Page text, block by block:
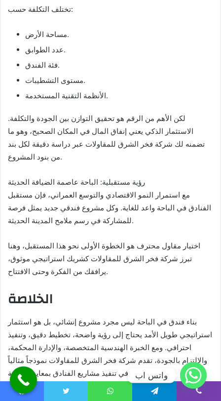
تختلف التكلفة حسب:
مساحة الأرض.
عدد الطوابق.
فئة الفندق.
مستوى التشطيبات.
الأنظمة التقنية المستخدمة.
لكن الأهم من الرقم هو تحقيق التوازن بين الجودة والتكلفة.
الاستثمار الذكي يعني إنفاق المال في المكان الصحيح، وهو ما
تضمنه لك شركة فخر الشرق للمقاولات عبر دراسة دقيقة لكل بند
من بنود المشروع.
رؤية مستقبلية: الباحة عاصمة الضيافة الحديثة
مع استمرار النمو الاقتصادي والتوسع العمراني، فإن مستقبل
الفنادق في الباحة واعد للغاية. وكل مشروع فندقي جديد يمثل فرصة
للمشاركة في رسم ملامح المدينة الحديثة.
اختيار مقاول محترف هو الخطوة الأولى نحو هذا المستقبل، وهنا
تبرز شركة فخر الشرق للمقاولات كشريك استراتيجي موثوق،
يرافقك من الفكرة وحتى الافتتاح.
الخلاصة
بناء فندق في الباحة ليس مجرد مشروع إنشائي، بل هو استثمار
استراتيجي طويل الأمد يحتاج إلى رؤية واضحة، تخطيط دقيق، وتنفيذ
احترافي. ومع الخبرة الهندسية المتخصصة، والإدارة المحكمة،
والالتزام بالجودة، تقدم شركة فخر الشرق للمقاولات نموذجاً مثالياً
إذا كنت تفكر في دخول قطاع الضيافة في الباحة، فابدأ بخطوة
واتس اب